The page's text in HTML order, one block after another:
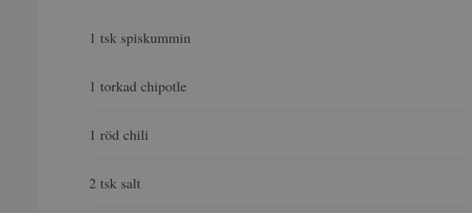
1 tsk spiskummin
1 torkad chipotle
1 röd chili
2 tsk salt